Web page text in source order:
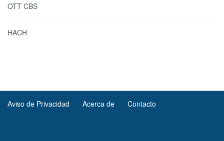
OTT CBS
HACH
Aviso de Privacidad Acerca de Contacto